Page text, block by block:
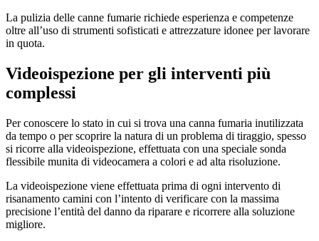
La pulizia delle canne fumarie richiede esperienza e competenze
oltre all’uso di strumenti sofisticati e attrezzature idonee per lavorare
in quota.
Videoispezione per gli interventi più
complessi
Per conoscere lo stato in cui si trova una canna fumaria inutilizzata
da tempo o per scoprire la natura di un problema di tiraggio, spesso
si ricorre alla videoispezione, effettuata con una speciale sonda
flessibile munita di videocamera a colori e ad alta risoluzione.
La videoispezione viene effettuata prima di ogni intervento di
risanamento camini con l’intento di verificare con la massima
precisione l’entità del danno da riparare e ricorrere alla soluzione
migliore.